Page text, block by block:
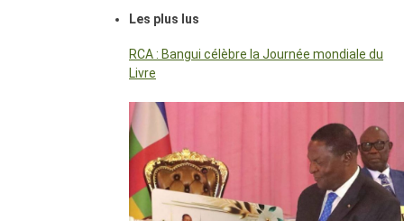
Les plus lus
RCA : Bangui célèbre la Journée mondiale du
Livre